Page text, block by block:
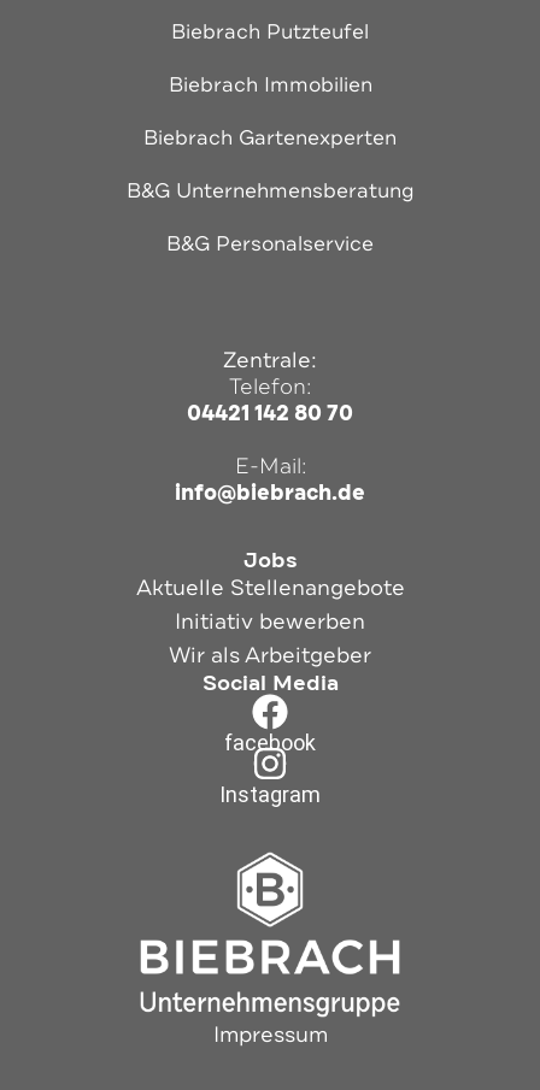
Biebrach Putzteufel
Biebrach Immobilien
Biebrach Gartenexperten
B&G Unternehmensberatung
B&G Personalservice
Zentrale:
Telefon:
04421 142 80 70
E-Mail:
info@biebrach.de
Jobs
Aktuelle Stellenangebote
Initiativ bewerben
Wir als Arbeitgeber
Social Media
facebook
Instagram
Impressum